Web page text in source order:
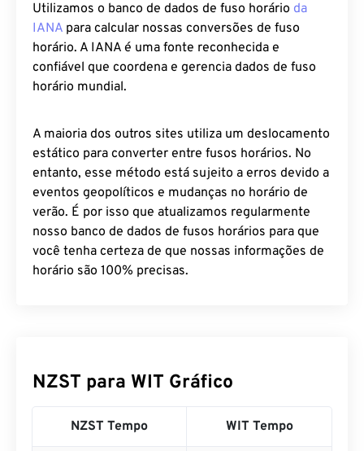
Utilizamos o banco de dados de fuso horário da
IANA para calcular nossas conversões de fuso
horário. A IANA é uma fonte reconhecida e
confiável que coordena e gerencia dados de fuso
horário mundial.
A maioria dos outros sites utiliza um deslocamento
estático para converter entre fusos horários. No
entanto, esse método está sujeito a erros devido a
eventos geopolíticos e mudanças no horário de
verão. É por isso que atualizamos regularmente
nosso banco de dados de fusos horários para que
você tenha certeza de que nossas informações de
horário são 100% precisas.
NZST para WIT Gráfico
NZST Tempo WIT Tempo